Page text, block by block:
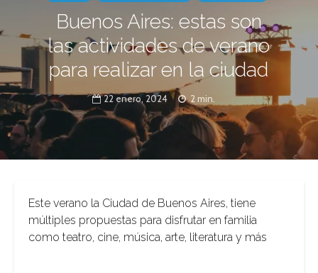
Buenos Aires: estas son
las actividades de verano
para realizar en la ciudad
22 enero, 2024 2 min.
Este verano la Ciudad de Buenos Aires, tiene
múltiples propuestas para disfrutar en familia
como teatro, cine, música, arte, literatura y más